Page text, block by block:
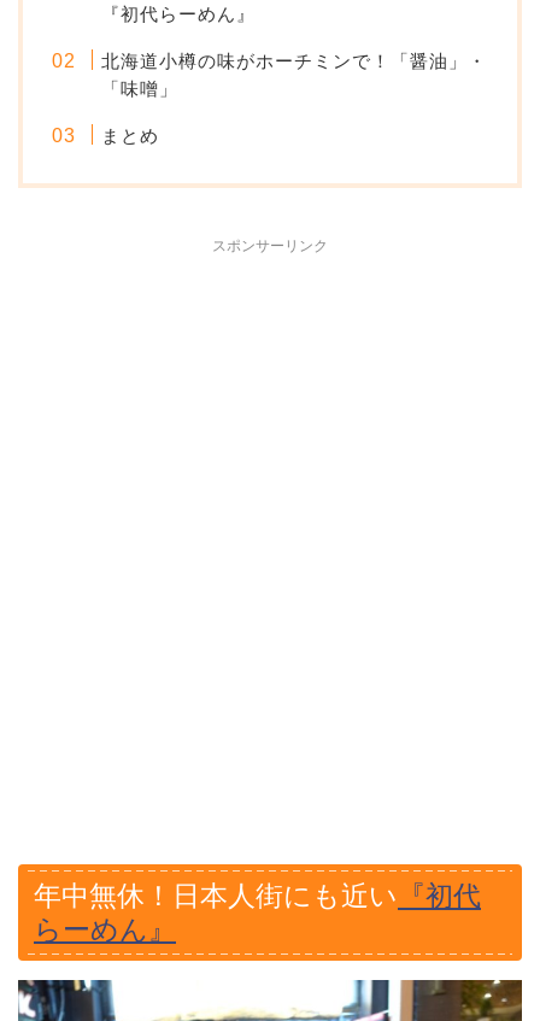
『初代らーめん』
北海道小樽の味がホーチミンで！「醤油」・
「味噌」
まとめ
スポンサーリンク
年中無休！日本人街にも近い 『初代
らーめん』